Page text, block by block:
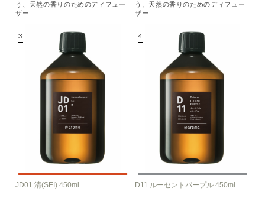
う、天然の香りのためのディフュー
ザー
う、天然の香りのためのディフュー
ザー
JD01 清(SEI) 450ml D11 ルーセントパープル 450ml